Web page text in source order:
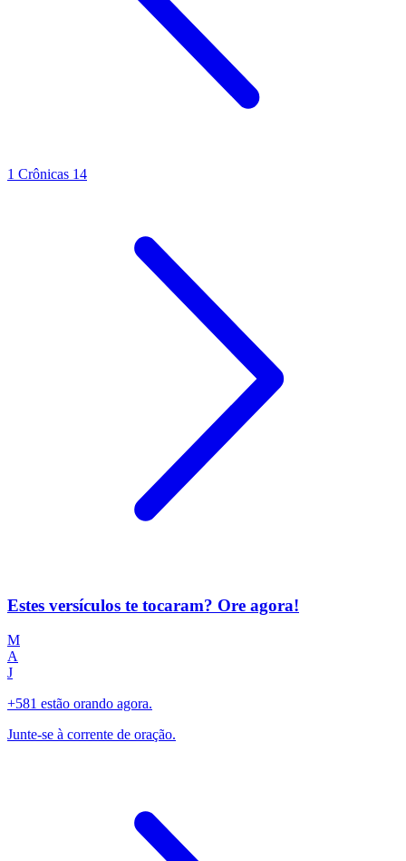
1 Crônicas 14
Estes versículos te tocaram? Ore agora!
M
A
J
+581 estão orando agora.
Junte-se à corrente de oração.